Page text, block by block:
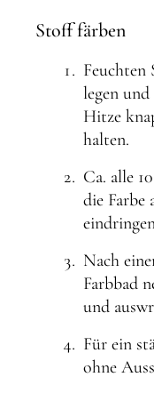
Stoff färben
Feuchten
legen
Hitze
halten.
Ca. alle
die Farbe
Nach
Farbbad
und
Für ein
ohne